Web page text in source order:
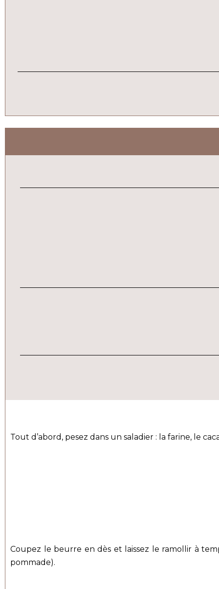
Tout d’abord, pesez dans un saladier : la farine, le
Coupez le beurre en dès et laissez le ramollir à
pommade).